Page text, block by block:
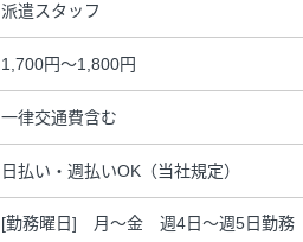
派遣スタッフ
1,700円～1,800円
一律交通費含む
日払い・週払いOK（当社規定）
[勤務曜日] 月～金 週4日～週5日勤務